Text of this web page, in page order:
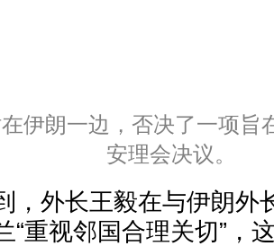
伊朗一边，否决了一项旨
安理会决议。
，外长王毅在与伊朗外
“重视邻国合理关切”，